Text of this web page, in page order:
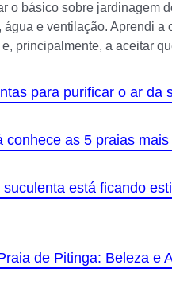
o básico sobre jardinagem
e ventilação. Aprendi a
principalmente, a aceitar
para purificar o ar da
conhece as 5 praias
está ficando
de Pitinga: Beleza e